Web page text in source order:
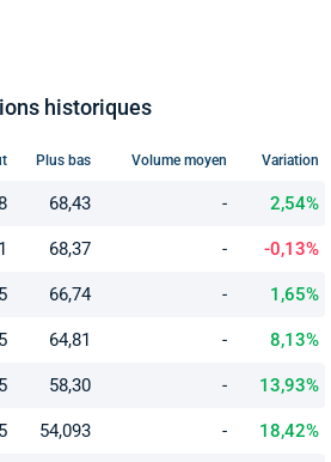
historiques
Plus bas Volume moyen Variation
68,43 - 2,54%
68,37 - -0,13%
66,74 - 1,65%
64,81 - 8,13%
58,30 - 13,93%
54,093 - 18,42%